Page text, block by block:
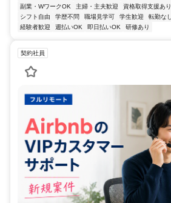
副業・WワークOK
主婦・主夫歓迎 資格取得支援あり
シフト自由
学歴不問 職場見学可 学生歓迎 転勤なし
経験者歓迎
週払いOK 即日払いOK 研修あり
契約社員